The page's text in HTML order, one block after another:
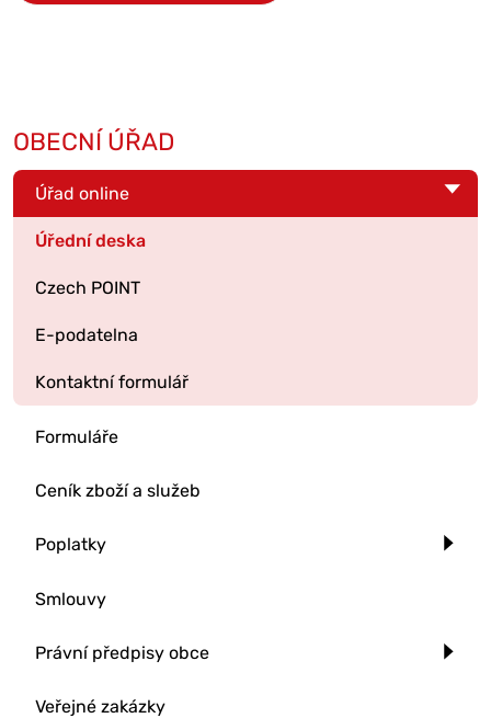
OBECNÍ ÚŘAD
Úřad online
Úřední deska
Czech POINT
E-podatelna
Kontaktní formulář
Formuláře
Ceník zboží a služeb
Poplatky
Smlouvy
Právní předpisy obce
Veřejné zakázky